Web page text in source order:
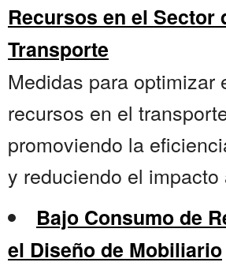
Recursos en el Sector
Transporte
Medidas para optimizar
recursos en el
promoviendo la
y reduciendo el impacto
Bajo Consumo de
el Diseño de Mobiliario